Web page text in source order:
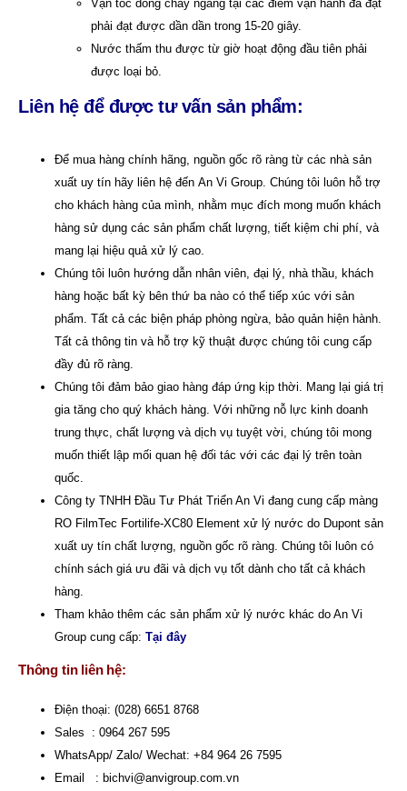
Vận tốc dòng chảy ngang tại các điểm vận hành đã đặt
phải đạt được dần dần trong 15-20 giây.
Nước thấm thu được từ giờ hoạt động đầu tiên phải
được loại bỏ.
Liên hệ để được tư vấn sản phẩm:
Để mua hàng chính hãng, nguồn gốc rõ ràng từ các nhà sản
xuất uy tín hãy liên hệ đến An Vi Group Chúng tôi luôn hỗ trợ
cho khách hàng của mình, nhằm mục đích mong muốn khách
hàng sử dụng các sản phẩm chất lượng, tiết kiệm chi phí, và
mang lại hiệu quả xử lý cao.
Chúng tôi luôn hướng dẫn nhân viên, đại lý, nhà thầu, khách
hàng hoặc bất kỳ bên thứ ba nào có thể tiếp xúc với sản
phẩm. Tất cả các biện pháp phòng ngừa, bảo quản hiện hành.
Tất cả thông tin và hỗ trợ kỹ thuật được chúng tôi cung cấp
đầy đủ rõ ràng.
Chúng tôi đảm bảo giao hàng đáp ứng kịp thời. Mang lại giá trị
gia tăng cho quý khách hàng. Với những nỗ lực kinh doanh
trung thực, chất lượng và dịch vụ tuyệt vời, chúng tôi mong
muốn thiết lập mối quan hệ đối tác với các đại lý trên toàn
quốc.
Công ty TNHH Đầu Tư Phát Triển An Vi đang cung cấp màng
RO FilmTec Fortilife-XC80 Element xử lý nước do Dupont sản
xuất uy tín chất lượng, nguồn gốc rõ ràng. Chúng tôi luôn có
chính sách giá ưu đãi và dịch vụ tốt dành cho tất cả khách
hàng.
Tham khảo thêm các sản phẩm xử lý nước khác do An Vi
Group cung cấp: Tại đây
Thông tin liên hệ:
Điện thoại: (028) 6651 8768
Sales : 0964 267 595
WhatsApp/ Zalo/ Wechat: +84 964 26 7595
Email : bichvi@anvigroup.com.vn